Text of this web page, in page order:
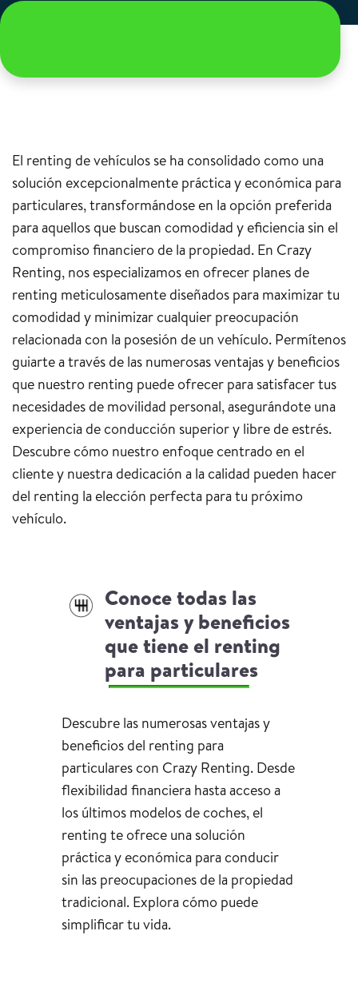
El renting de vehículos se ha consolidado como una
solución excepcionalmente práctica y económica para
particulares, transformándose en la opción preferida
para aquellos que buscan comodidad y eficiencia sin el
compromiso financiero de la propiedad. En Crazy
Renting, nos especializamos en ofrecer planes de
renting meticulosamente diseñados para maximizar tu
comodidad y minimizar cualquier preocupación
relacionada con la posesión de un vehículo. Permítenos
guiarte a través de las numerosas ventajas y beneficios
que nuestro renting puede ofrecer para satisfacer tus
necesidades de movilidad personal, asegurándote una
experiencia de conducción superior y libre de estrés.
Descubre cómo nuestro enfoque centrado en el
cliente y nuestra dedicación a la calidad pueden hacer
del renting la elección perfecta para tu próximo
vehículo.
Conoce todas las
ventajas y beneficios
que tiene el renting
para particulares
Descubre las numerosas ventajas y
beneficios del renting para
particulares con Crazy Renting. Desde
flexibilidad financiera hasta acceso a
los últimos modelos de coches, el
renting te ofrece una solución
práctica y económica para conducir
sin las preocupaciones de la propiedad
tradicional. Explora cómo puede
simplificar tu vida.